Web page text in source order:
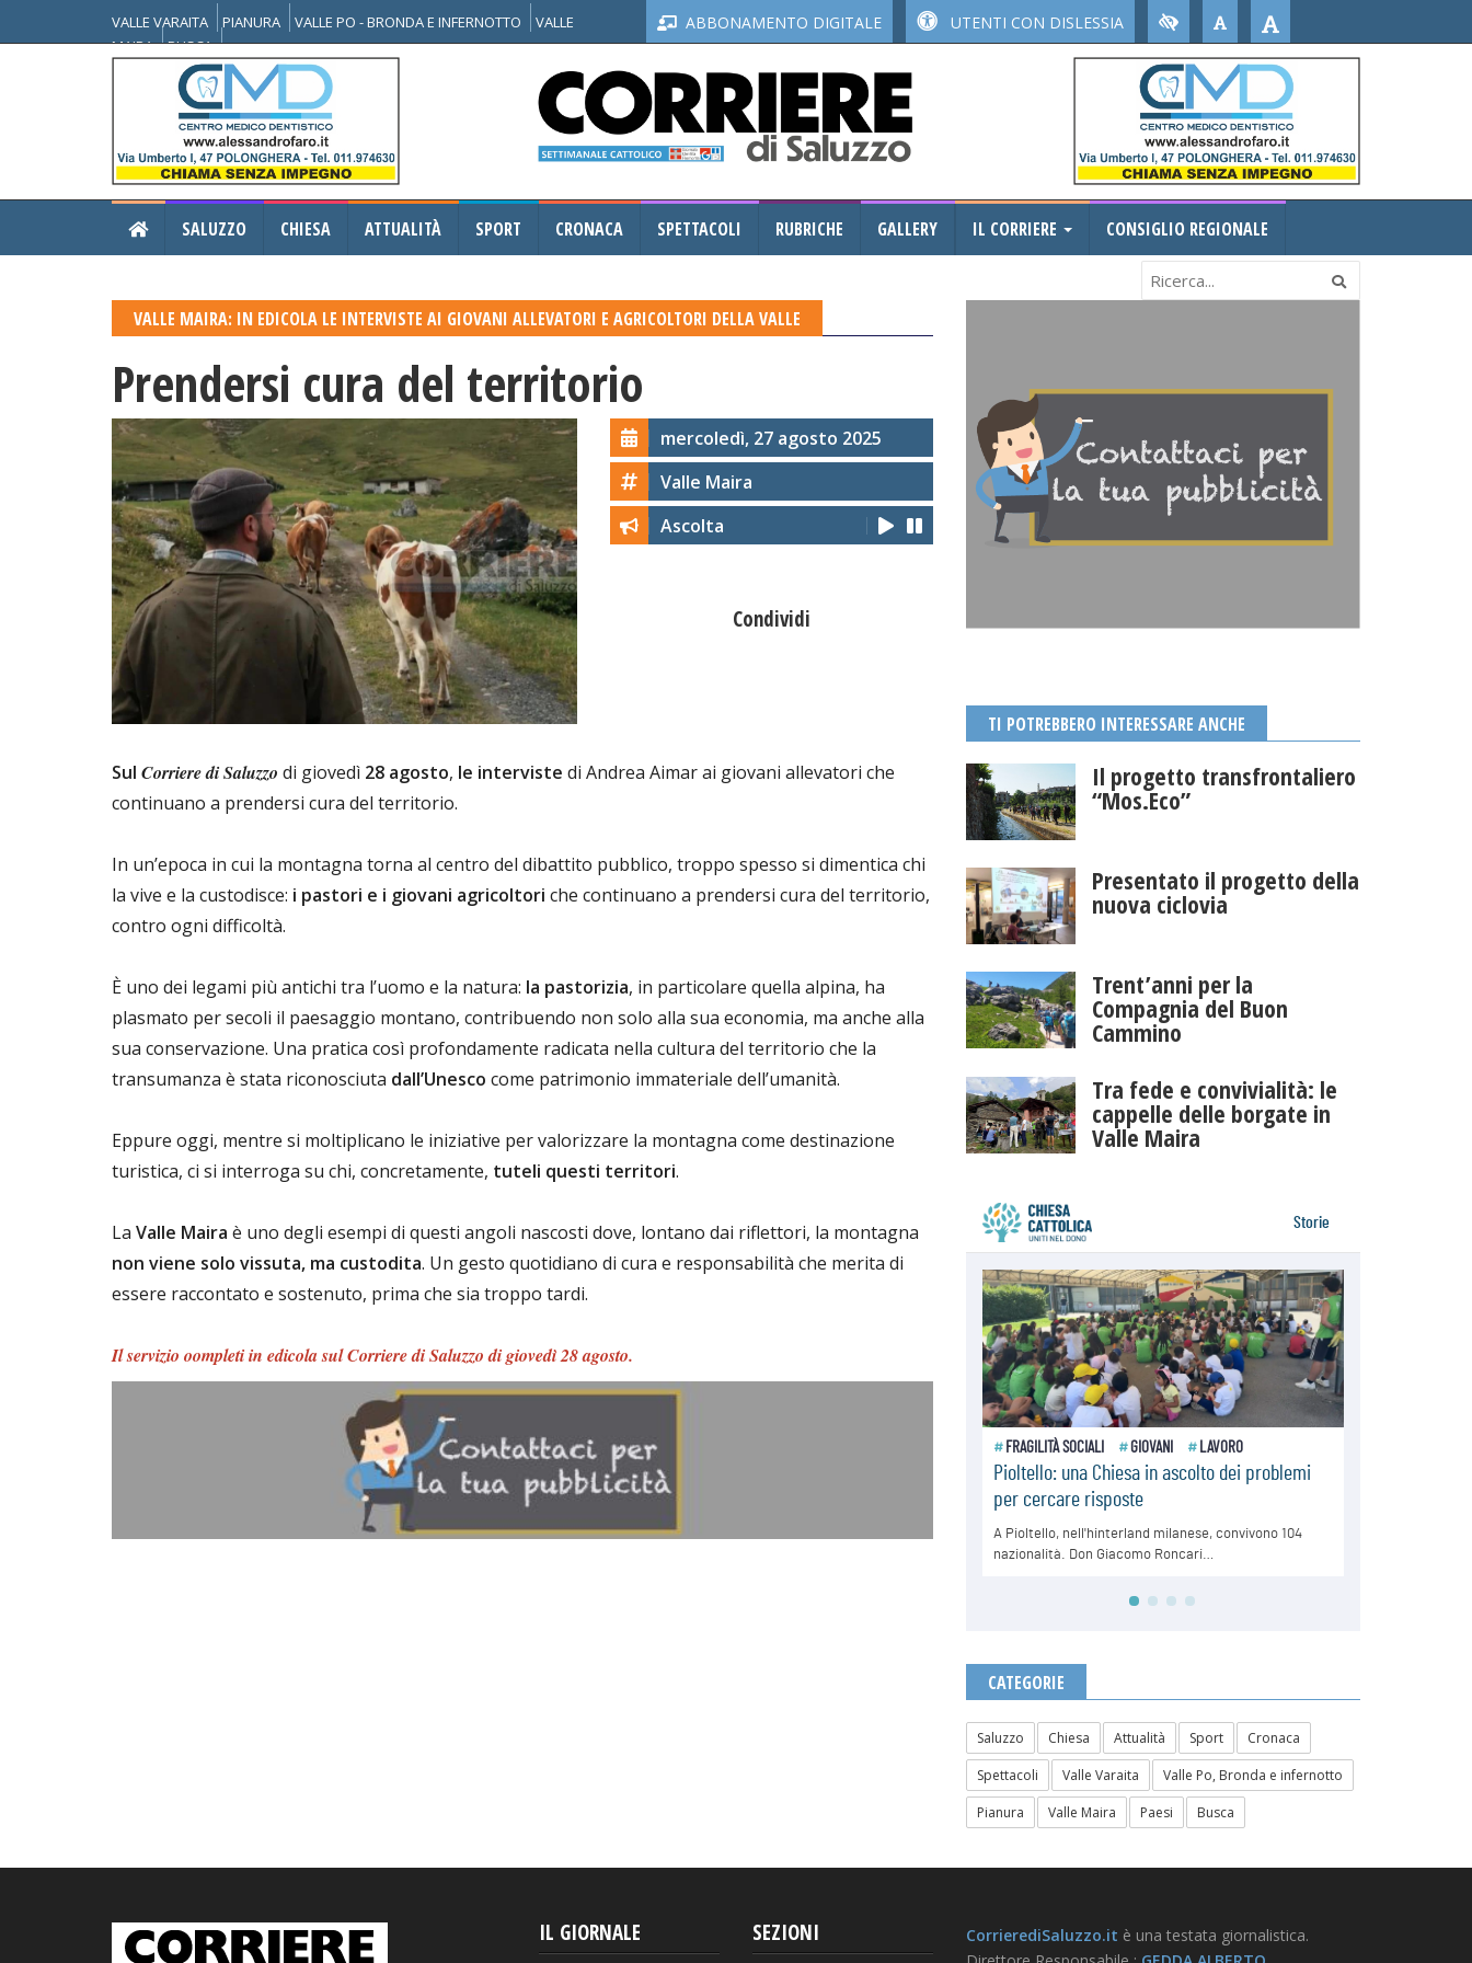
VALLE VARAITA PIANURA VALLE PO - BRONDA E INFERNOTTO
VALLE
MAIRA
BUSCA
ABBONAMENTO DIGITALE UTENTI CON DISLESSIA
SALUZZO CHIESA ATTUALITÀ SPORT CRONACA SPETTACOLI RUBRICHE GALLERY IL CORRIERE CONSIGLIO REGIONALE
VALLE MAIRA: IN EDICOLA LE INTERVISTE AI GIOVANI ALLEVATORI E AGRICOLTORI DELLA VALLE
Prendersi cura del territorio
mercoledì, 27 agosto 2025
Valle Maira
Ascolta
Condividi
Sul Corriere di Saluzzo di giovedì 28 agosto, le interviste di Andrea Aimar ai giovani allevatori che
continuano a prendersi cura del territorio.
In un’epoca in cui la montagna torna al centro del dibattito pubblico, troppo spesso si dimentica chi
la vive e la custodisce: i pastori e i giovani agricoltori che continuano a prendersi cura del territorio,
contro ogni difficoltà.
È uno dei legami più antichi tra l’uomo e la natura: la pastorizia, in particolare quella alpina, ha
plasmato per secoli il paesaggio montano, contribuendo non solo alla sua economia, ma anche alla
sua conservazione. Una pratica così profondamente radicata nella cultura del territorio che la
transumanza è stata riconosciuta dall’Unesco come patrimonio immateriale dell’umanità.
Eppure oggi, mentre si moltiplicano le iniziative per valorizzare la montagna come destinazione
turistica, ci si interroga su chi, concretamente, tuteli questi territori.
La Valle Maira è uno degli esempi di questi angoli nascosti dove, lontano dai riflettori, la montagna
non viene solo vissuta, ma custodita. Un gesto quotidiano di cura e responsabilità che merita di
essere raccontato e sostenuto, prima che sia troppo tardi.
Il servizio oompleti in edicola sul Corriere di Saluzzo di giovedì 28 agosto.
TI POTREBBERO INTERESSARE ANCHE
Il progetto transfrontaliero
“Mos.Eco”
Presentato il progetto della
nuova ciclovia
Trent’anni per la
Compagnia del Buon
Cammino
Tra fede e convivialità: le
cappelle delle borgate in
Valle Maira
CATEGORIE
Saluzzo Chiesa Attualità Sport
Cronaca
Spettacoli
Valle Varaita
Valle Po, Bronda e infernotto
Pianura
Valle Maira Paesi Busca
IL GIORNALE SEZIONI CorrierediSaluzzo.it è una testata giornalistica.